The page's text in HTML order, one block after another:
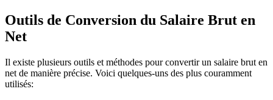
Outils de Conversion du Salaire Brut en
Net
Il existe plusieurs outils et méthodes pour convertir un salaire brut en
net de manière précise. Voici quelques-uns des plus couramment
utilisés: